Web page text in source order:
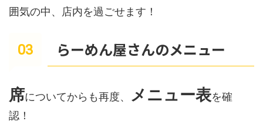
囲気の中、店内を過ごせます！
らーめん屋さんのメニュー
席についてからも再度、 メニュー表を確
認！